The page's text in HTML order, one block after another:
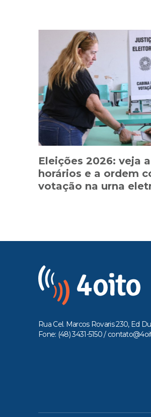
Eleições 2026: veja
horários e a ordem
votação na urna
Rua Cel. Marcos Rovaris 230, Ed
Fone: (48) 3431-5150 /